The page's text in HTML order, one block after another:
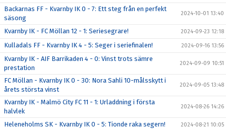
Backarnas FF - Kvarnby IK 0 - 7: Ett steg från en perfekt
säsong
2024-10-01 13:40
Kvarnby IK - FC Möllan 12 - 1: Seriesegrare! 2024-09-23 12:18
Kulladals FF - Kvarnby IK 4 - 5: Seger i seriefinalen! 2024-09-16 13:56
Kvarnby IK - AIF Barrikaden 4 - 0: Vinst trots sämre
prestation
2024-09-09 10:51
FC Möllan - Kvarnby IK 0 - 30: Nora Sahli 10-målsskytt i
årets största vinst
2024-09-05 13:48
Kvarnby IK - Malmö City FC 11 - 1: Urladdning i första
halvlek
2024-08-26 14:26
Heleneholms SK - Kvarnby IK 0 - 5: Tionde raka segern! 2024-08-21 10:05